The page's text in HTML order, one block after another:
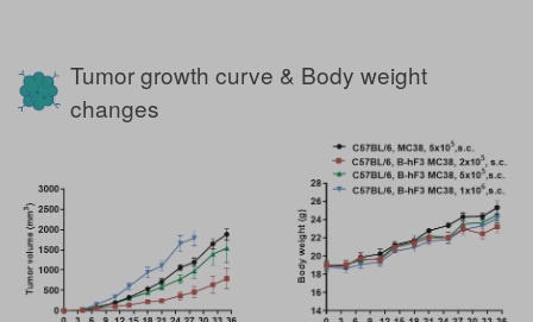
Tumor growth curve & Body weight
changes